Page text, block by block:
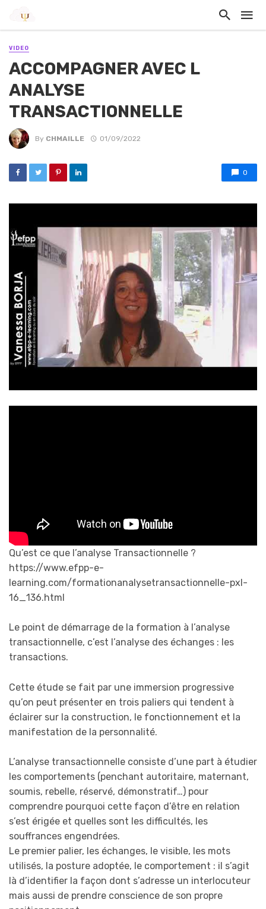
VIDEO
ACCOMPAGNER AVEC L
ANALYSE
TRANSACTIONNELLE
By CHMAILLE 01/09/2022
0
Qu’est ce que l’analyse Transactionnelle ?
https://www.efpp-e-
learning.com/formationanalysetransactionnelle-pxl-
16_136.html
Le point de démarrage de la formation à l’analyse
transactionnelle, c’est l’analyse des échanges : les
transactions.
Cette étude se fait par une immersion progressive
qu’on peut présenter en trois paliers qui tendent à
éclairer sur la construction, le fonctionnement et la
manifestation de la personnalité.
L’analyse transactionnelle consiste d’une part à étudier
les comportements (penchant autoritaire, maternant,
soumis, rebelle, réservé, démonstratif…) pour
comprendre pourquoi cette façon d’être en relation
s’est érigée et quelles sont les difficultés, les
souffrances engendrées.
Le premier palier, les échanges, le visible, les mots
utilisés, la posture adoptée, le comportement : il s’agit
là d’identifier la façon dont s’adresse un interlocuteur
mais aussi de prendre conscience de son propre